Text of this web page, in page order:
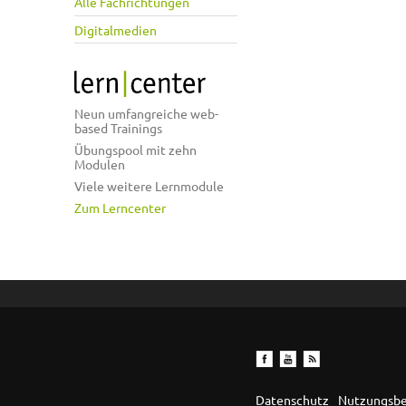
Digitalmedien
Neun umfangreiche web-
based Trainings
Übungspool mit zehn
Modulen
Viele weitere Lernmodule
Zum Lerncenter
Datenschutz